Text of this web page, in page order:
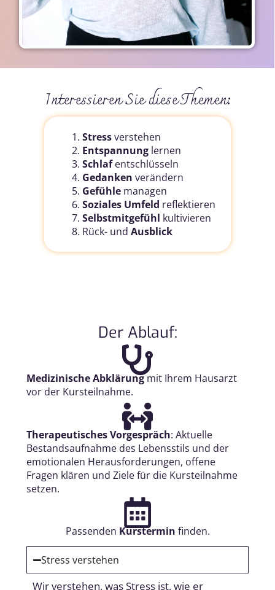
Interessieren Sie diese Themen:
Stressverstehen
Entspannung lernen
Schlafentschlüsseln
Gedanken verändern
Gefühle managen
Soziales Umfeld reflektieren
Selbstmitgefühl kultivieren
Rück- und Ausblick
Der Ablauf:
Medizinische Abklärungmit Ihrem Hausarzt
vor der Kursteilnahme.
Therapeutisches Vorgespräch: Aktuelle
Bestandsaufnahme des Lebensstils und der
emotionalen Herausforderungen, offene
Fragen klären und Ziele für die Kursteilnahme
setzen.
Passenden Kurstermin finden.
Stress verstehen
Wir verstehen, was Stress ist, wie er